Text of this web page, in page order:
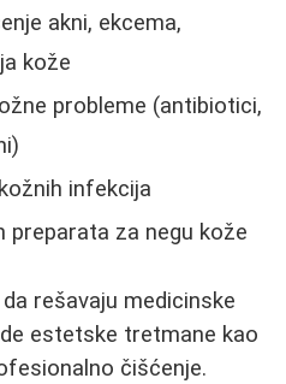
akni, ekcema,
kože
probleme (antibiotici,
infekcija
preparata za negu kože
rešavaju medicinske
estetske tretmane kao
čišćenje.